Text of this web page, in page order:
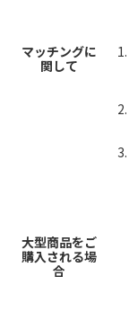
マッチングに
関して
大型商品をご
購入される場
合